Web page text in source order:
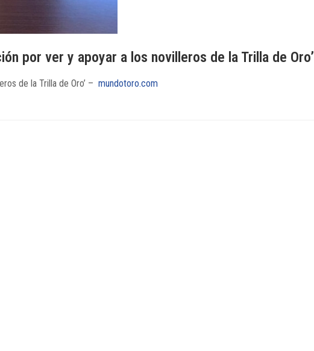
por ver y apoyar a los novilleros de la Trilla de Oro’
de la Trilla de Oro’ – mundotoro.com